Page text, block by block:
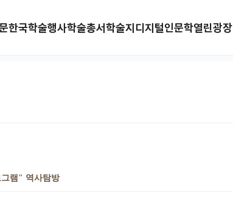
한국학술행사학술총서학술지디지털인문학열린광장
램" 역사탐방